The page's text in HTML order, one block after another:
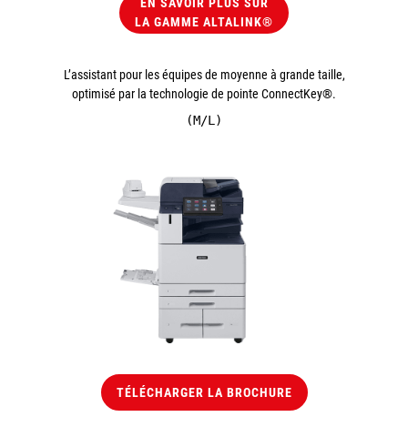
LA GAMME ALTALINK®
L’assistant pour les équipes de moyenne à grande taille,
optimisé par la technologie de pointe ConnectKey®.
(M/L)
TÉLÉCHARGER LA BROCHURE